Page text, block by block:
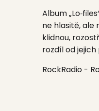
Album
ne hlasitě,
klidnou,
rozdíl od
RockRadio -